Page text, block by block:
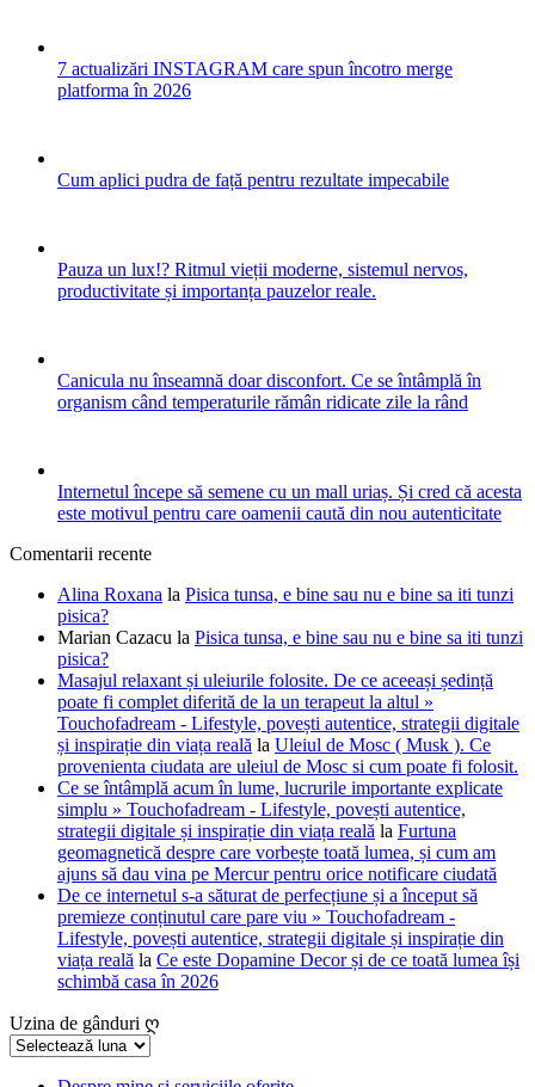
7 actualizări INSTAGRAM care spun încotro merge
platforma în 2026
Cum aplici pudra de față pentru rezultate impecabile
Pauza un lux!? Ritmul vieții moderne, sistemul nervos,
productivitate și importanța pauzelor reale.
Canicula nu înseamnă doar disconfort. Ce se întâmplă în
organism când temperaturile rămân ridicate zile la rând
Internetul începe să semene cu un mall uriaș. Și cred că acesta
este motivul pentru care oamenii caută din nou autenticitate
Comentarii recente
Alina Roxana la Pisica tunsa, e bine sau nu e bine sa iti tunzi
pisica?
Marian Cazacu la Pisica tunsa, e bine sau nu e bine sa iti tunzi
pisica?
Masajul relaxant și uleiurile folosite. De ce aceeași ședință
poate fi complet diferită de la un terapeut la altul »
Touchofadream - Lifestyle, povești autentice, strategii digitale
și inspirație din viața reală la Uleiul de Mosc ( Musk ). Ce
provenienta ciudata are uleiul de Mosc si cum poate fi folosit.
Ce se întâmplă acum în lume, lucrurile importante explicate
simplu » Touchofadream - Lifestyle, povești autentice,
strategii digitale și inspirație din viața reală la Furtuna
geomagnetică despre care vorbește toată lumea, și cum am
ajuns să dau vina pe Mercur pentru orice notificare ciudată
De ce internetul s-a săturat de perfecțiune și a început să
premieze conținutul care pare viu » Touchofadream -
Lifestyle, povești autentice, strategii digitale și inspirație din
viața reală la Ce este Dopamine Decor și de ce toată lumea își
schimbă casa în 2026
Uzina de gânduri ღ
Uzina